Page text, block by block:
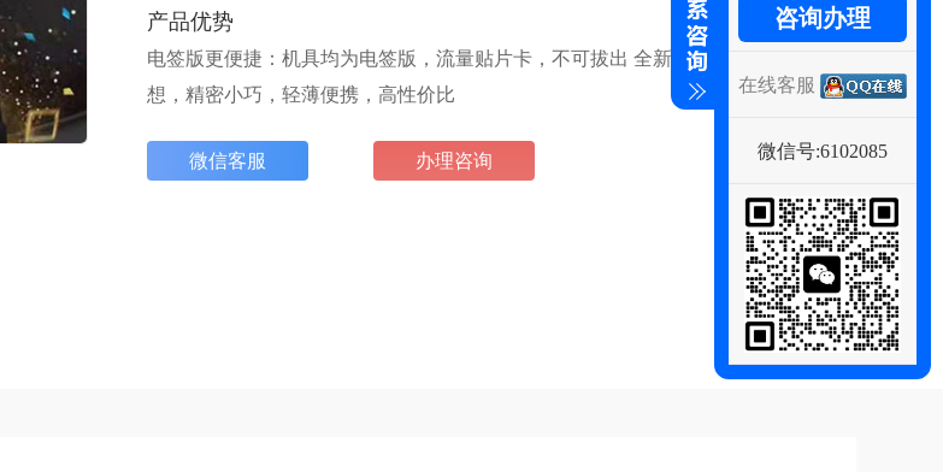
产品优势
电签版更便捷：机具均为电签版，流量贴片卡，不可拔出 全新外貌 为你所
想，精密小巧，轻薄便携，高性价比
微信客服 办理咨询
咨询办理
在线客服
微信号:6102085